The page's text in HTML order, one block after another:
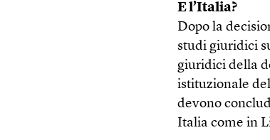
E l’Italia?
Dopo la
studi giuridici
giuridici della
istituzionale
devono
Italia come in